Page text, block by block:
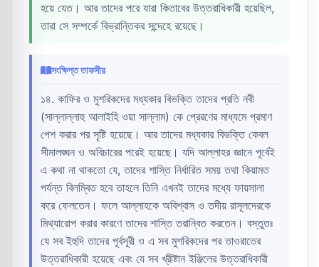
হয়ে যেত। আর তাদের পরে যারা কিতাবের উত্তরাধিকারী হয়েছিল,
তারা সে সম্পর্কে বিভ্রান্তিকর সন্দেহে রয়েছে।
সংক্ষিপ্ত তাফসীর
১৪. কাফির ও মুশরিকদের মধ্যকার বিভক্তি তাদের প্রতি নবী
(সাল্লাল্লাহু আলাইহি ওয়া সাল্লাম) কে প্রেরণের মাধ্যমে প্রমাণ
পেশ করার পর সৃষ্টি হয়েছে। আর তাদের মধ্যকার বিভক্তি কেবল
সীমালঙ্ঘন ও অবিচারের পরেই হয়েছে। যদি আল্লাহর জ্ঞানে পূর্বেই
এ কথা না থাকতো যে, তাদের শাস্তি নির্ধারিত সময় তথা কিয়ামত
পর্যন্ত বিলম্বিত হবে তাহলে তিনি এখনই তাদের মধ্যে ফায়সালা
করে ফেলতেন। ফলে আল্লাহকে অবিশ্বাস ও তদীয় রাসূলদেরকে
মিথ্যারোপ করার কারণে তাদের শাস্তি তরান্বিত করতেন। বস্তুতঃ
যে সব ইহুদি তাদের পূর্বসূরী ও এ সব মুশরিকদের পর তাওরাতের
উত্তরাধিকারী হয়েছে এবং যে সব খ্রীষ্টান ইঞ্জিলের উত্তরাধিকারী